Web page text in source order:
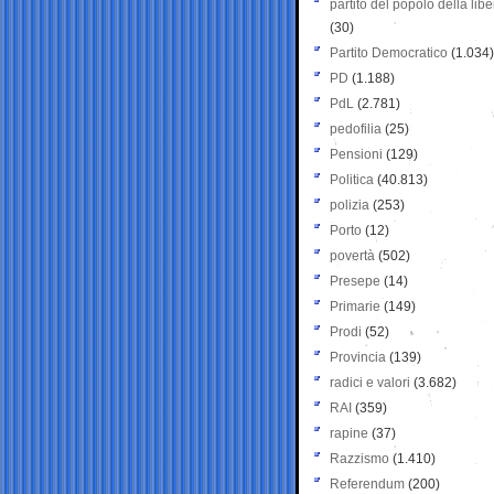
partito del popolo della
(30)
Partito Democratico (1.034)
PD (1.188)
PdL (2.781)
pedofilia (25)
Pensioni (129)
Politica (40.813)
polizia (253)
Porto (12)
povertà (502)
Presepe (14)
Primarie (149)
Prodi (52)
Provincia (139)
radici e valori (3.682)
RAI (359)
rapine (37)
Razzismo (1.410)
Referendum (200)